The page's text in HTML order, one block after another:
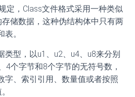
定，Class文件格式采用一种类似
储数据，这种伪结构体中只有两
。
类型，以u1、u2、u4、u8来分别
4个字节和8个字节的无符号数，
字、索引引用、数量值或者按照